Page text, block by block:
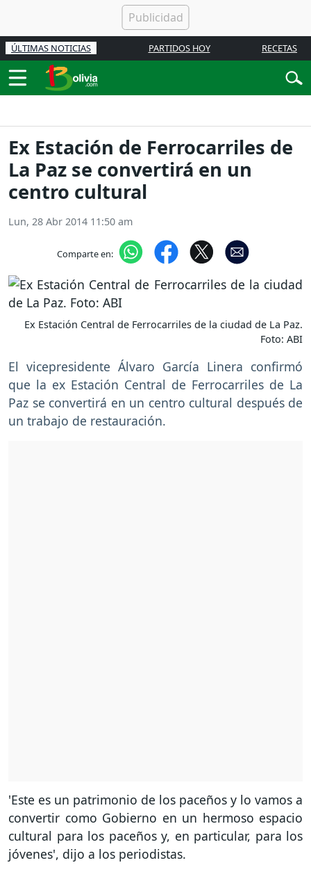
ÚLTIMAS NOTICIAS PARTIDOS HOY RECETAS
Ex Estación de Ferrocarriles de
La Paz se convertirá en un
centro cultural
Lun, 28 Abr 2014 11:50 am
Comparte en:
Ex Estación Central de Ferrocarriles de la ciudad de La Paz.
Foto: ABI
El vicepresidente Álvaro García Linera confirmó
que la ex Estación Central de Ferrocarriles de La
Paz se convertirá en un centro cultural después de
un trabajo de restauración.
'Este es un patrimonio de los paceños y lo vamos a
convertir como Gobierno en un hermoso espacio
cultural para los paceños y, en particular, para los
jóvenes', dijo a los periodistas.